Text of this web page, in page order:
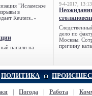
"Исламское
в
Reuters..»
напали на
9-4-2017, 13:13
дело по
Москвы.
причину
ПОЛИТИКА
Погода Работа